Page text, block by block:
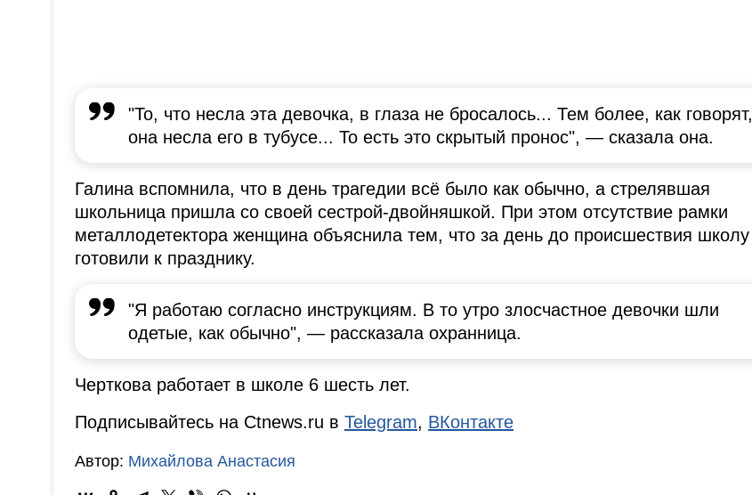
"То, что несла эта девочка, в глаза не бросалось... Тем более, как говорят,
она несла его в тубусе... То есть это скрытый пронос", — сказала она.
Галина вспомнила, что в день трагедии всё было как обычно, а стрелявшая
школьница пришла со своей сестрой-двойняшкой. При этом отсутствие рамки
металлодетектора женщина объяснила тем, что за день до происшествия школу
готовили к празднику.
"Я работаю согласно инструкциям. В то утро злосчастное девочки шли
одетые, как обычно", — рассказала охранница.
Черткова работает в школе 6 шесть лет.
Подписывайтесь на Ctnews.ru в Telegram, ВКонтакте
Автор: Михайлова Анастасия